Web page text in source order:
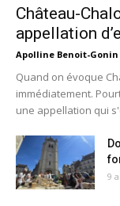
Château-
appellation
Apolline Benoit-Gonin
Quand on évoque
immédiatement.
une appellation qui
9